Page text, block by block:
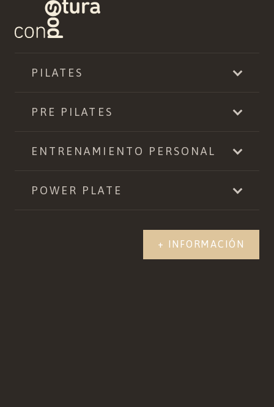
PILATES
PRE PILATES
ENTRENAMIENTO PERSONAL
POWER PLATE
+ INFORMACIÓN